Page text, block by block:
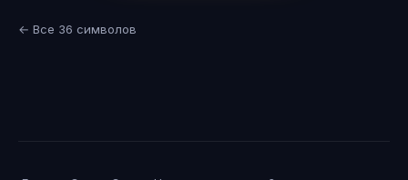
← Все 36 символов